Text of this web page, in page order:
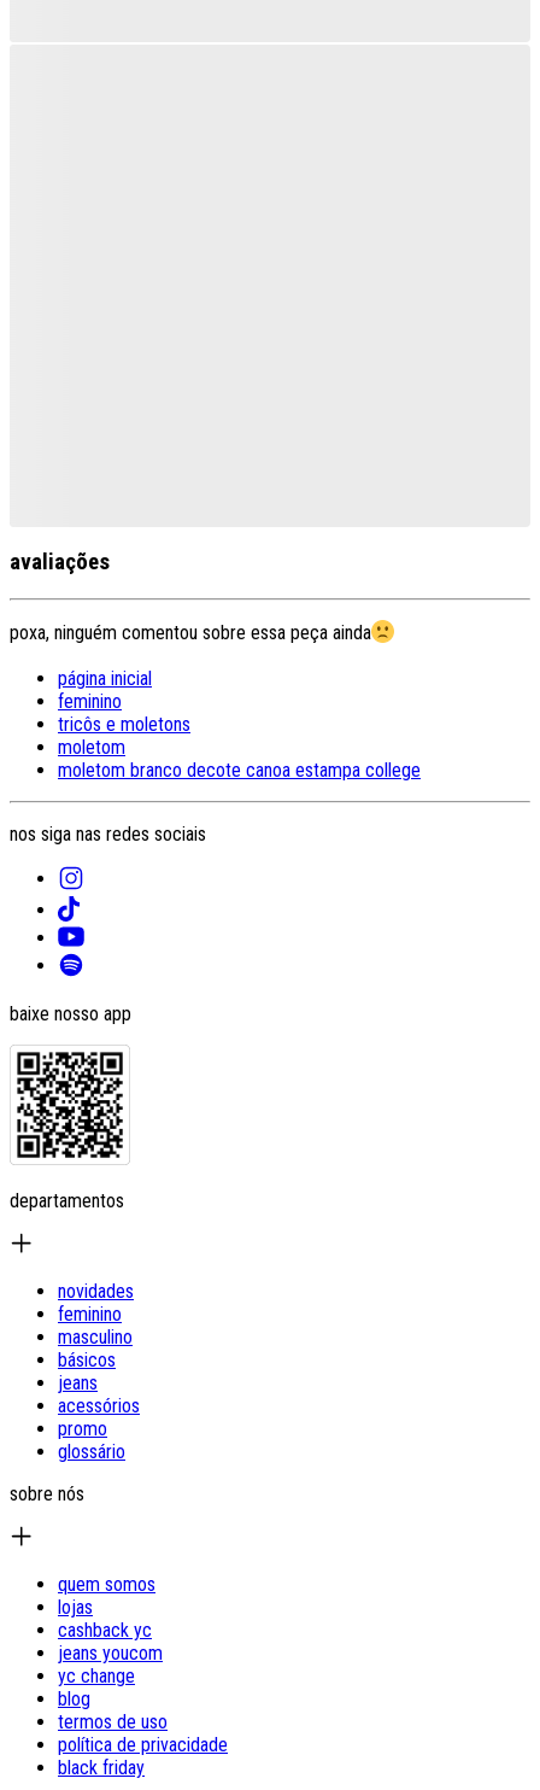
avaliações
poxa, ninguém comentou sobre essa peça ainda
página inicial
feminino
tricôs e moletons
moletom
moletom branco decote canoa estampa college
nos siga nas redes sociais
baixe nosso app
departamentos
novidades
feminino
masculino
básicos
jeans
acessórios
promo
glossário
sobre nós
quem somos
lojas
cashback yc
jeans youcom
yc change
blog
termos de uso
política de privacidade
black friday